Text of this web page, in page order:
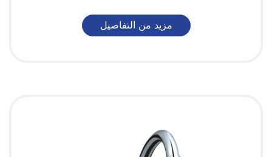
مزيد من التفاصيل